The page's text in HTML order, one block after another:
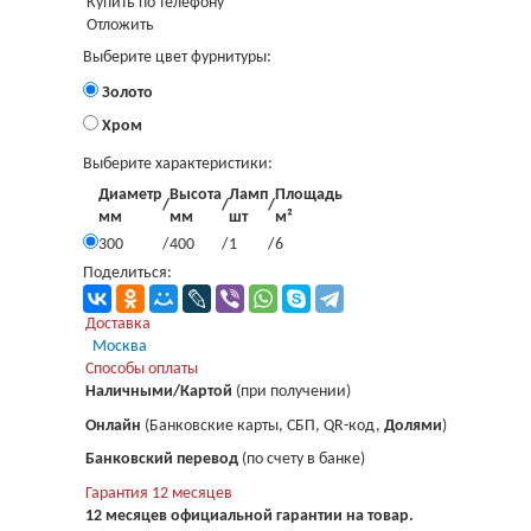
Отложить
Выберите цвет фурнитуры:
Золото
Хром
Выберите характеристики:
Диаметр
мм
/
Высота
мм
/
Ламп
шт
/
Площадь
м²
300
/400 /1 /6
Поделиться:
Доставка
Москва
Загрузка...
Способы оплаты
Наличными/Картой (при получении)
Онлайн (Банковские карты, СБП, QR-код, Долями)
Банковский перевод(по счету в банке)
Гарантия 12 месяцев
12 месяцев официальной гарантии на товар.